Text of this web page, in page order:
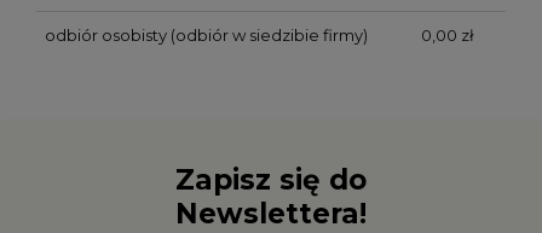
odbiór osobisty(odbiór w siedzibie firmy) 0,00 zł
Zapisz się do
Newslettera!